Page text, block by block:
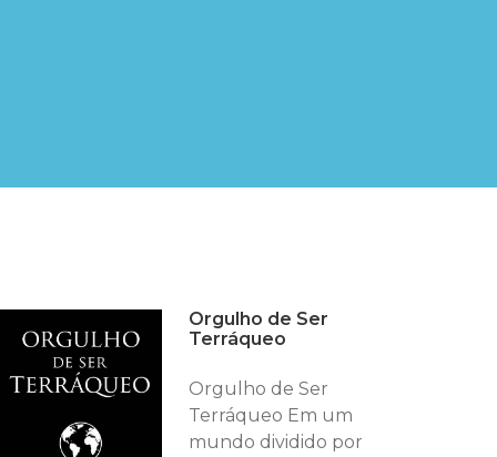
Orgulho de Ser
Terráqueo
Orgulho de Ser
Terráqueo Em um
mundo dividido por